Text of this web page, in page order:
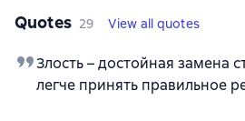
Quotes 29 View all quotes
Злость – достойная замена
легче принять правильное